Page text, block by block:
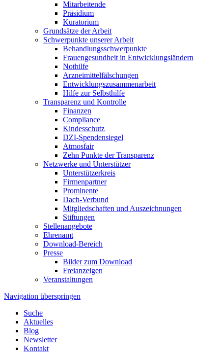
Mitarbeitende
Präsidium
Kuratorium
Grundsätze der Arbeit
Schwerpunkte unserer Arbeit
Behandlungs­schwerpunkte
Frauengesundheit in Entwicklungsländern
Nothilfe
Arzneimittel­fälschungen
Entwicklungs­zusammenarbeit
Hilfe zur Selbsthilfe
Transparenz und Kontrolle
Finanzen
Compliance
Kindesschutz
DZI-Spendensiegel
Atmosfair
Zehn Punkte der Transparenz
Netzwerke und Unterstützer
Unterstützerkreis
Firmenpartner
Prominente
Dach-Verbund
Mitgliedschaften und Auszeichnungen
Stiftungen
Stellenangebote
Ehrenamt
Download-Bereich
Presse
Bilder zum Download
Freianzeigen
Veranstaltungen
Navigation überspringen
Suche
Aktuelles
Blog
Newsletter
Kontakt